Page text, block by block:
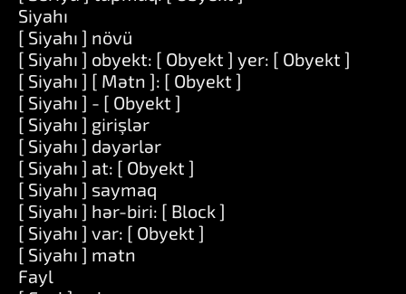
Siyahı
[ Siyahı ] növü
[ Siyahı ] obyekt: [ Obyekt ] yer: [ Obyekt ]
[ Siyahı ] [ Mətn ]: [ Obyekt ]
[ Siyahı ] - [ Obyekt ]
[ Siyahı ] girişlər
[ Siyahı ] dəyərlər
[ Siyahı ] at: [ Obyekt ]
[ Siyahı ] saymaq
[ Siyahı ] hər-biri: [ Block ]
[ Siyahı ] var: [ Obyekt ]
[ Siyahı ] mətn
Fayl